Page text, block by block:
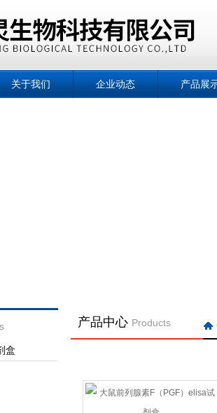
关于我们 企业动态 产品展
盒
产品中心 Products